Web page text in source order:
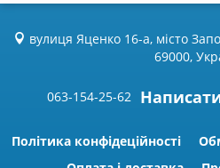
вулиця Яценко 16-а, місто
69000,
063-154-25-62
Політика конфідеційності